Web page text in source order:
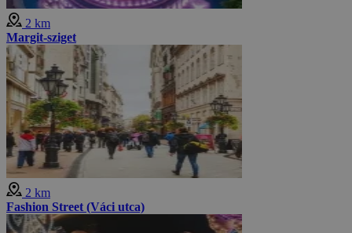
2 km
Margit-sziget
2 km
Fashion Street (Váci utca)